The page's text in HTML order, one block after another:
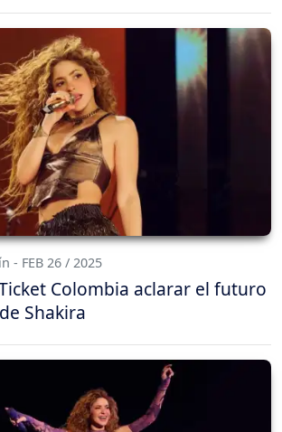
- FEB 26 / 2025
Colombia aclarar el futuro
Shakira